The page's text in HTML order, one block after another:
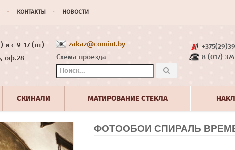
КОНТАКТЫ НОВОСТИ
и с 9-17 (пт)
оф.28
zakaz@comint.by
Схема проезда
8 (017)
СКИНАЛИ МАТИРОВАНИЕ СТЕКЛА
ФОТООБОИ СПИРАЛЬ